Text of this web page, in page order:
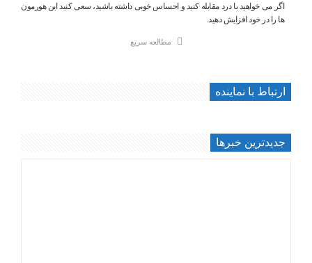
اگر می خواهید با درد مقابله کنید و احساس خوبی داشته باشید، سعی کنید این هورمون
ها را در خود افزایش دهید.
مطالعه سریع
ارتباط با نماینده
جديدترين خبرها